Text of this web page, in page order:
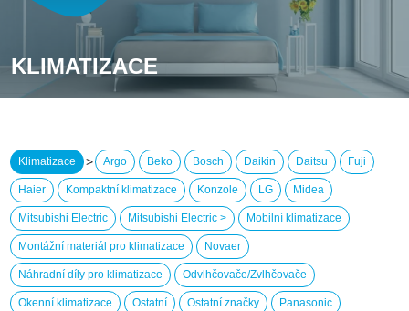
KLIMATIZACE
Klimatizace > Argo Beko Bosch Daikin Daitsu Fuji
Haier Kompaktní klimatizace Konzole LG Midea
Mitsubishi Electric Mitsubishi Electric > Mobilní klimatizace
Montážní materiál pro klimatizace Novaer
Náhradní díly pro klimatizace Odvlhčovače/Zvlhčovače
Okenní klimatizace Ostatní Ostatní značky Panasonic